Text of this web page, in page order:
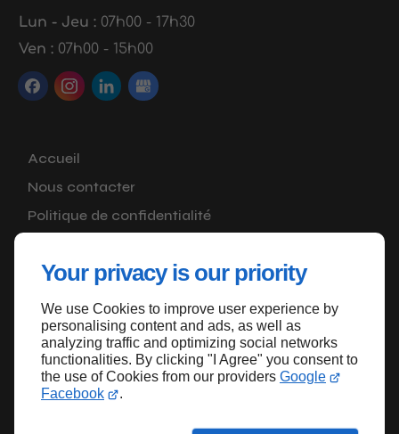
Your privacy is our priority
We use Cookies to improve user experience by
personalising content and ads, as well as
analyzing traffic and optimizing social networks
functionalities. By clicking "I Agree" you consent to
the use of Cookies from our providers Google
Facebook
.
Lun - Jeu : 07h00 - 17h30
Ven : 07h00 - 15h00
Accueil
Nous contacter
Politique de confidentialité
Haut de page